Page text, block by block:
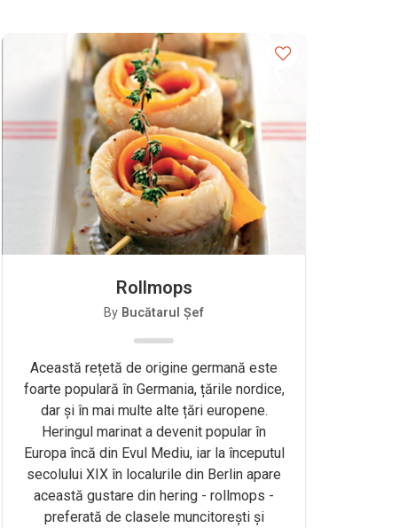
Rollmops
By Bucătarul Șef
Această rețetă de origine germană este
foarte populară în Germania, țările nordice,
dar și în mai multe alte țări europene.
Heringul marinat a devenit popular în
Europa încă din Evul Mediu, iar la începutul
secolului XIX în localurile din Berlin apare
această gustare din hering - rollmops -
preferată de clasele muncitorești și